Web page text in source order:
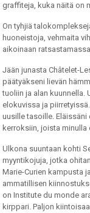
graffiteja, kuka näitä on
On tyhjiä
huoneistoja, vehmaita
aikoinaan
Jään junasta Châtelet-
päätyäkseni lievän
tuoliin ja alan kuunnella.
elokuvissa ja
uusille tasoille. Eläissäni
kerroksiin, joista minulla
Ulkona suuntaan kohti
myyntikojuja, jotka
Marie-Curien kampusta
ammatillisen
on Institute du monde
kirppari. Paljon